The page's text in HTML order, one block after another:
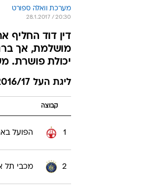
מערכת וואלה ספורט
28.1.2017 / 20:30
יכולת פושרת.
ליגת העל 2016/17
קבוצה
1 הפועל
2 מכבי תל